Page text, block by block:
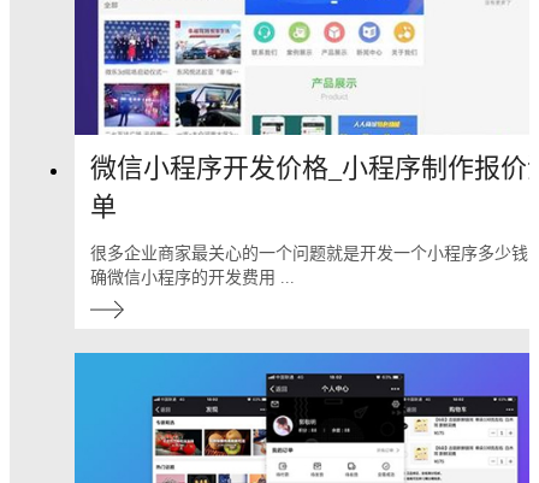
微信小程序开发价格_小程序制作报价
单
很多企业商家最关心的一个问题就是开发一个小程序多少钱
确微信小程序的开发费用 ...